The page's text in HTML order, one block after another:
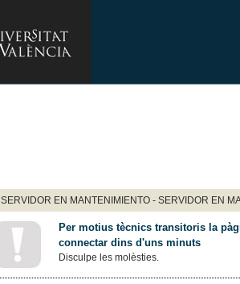
SERVIDOR EN MANTENIMIENTO - SERVIDOR EN
Per motius tècnics transitoris la
connectar dins d'uns minuts
Disculpe les molèsties.